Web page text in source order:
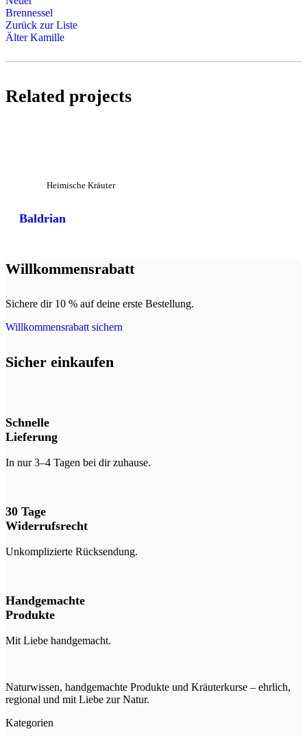
Brennessel
Zurück zur Liste
Älter Kamille
Related projects
Heimische Kräuter
Baldrian
Willkommensrabatt
Sichere dir 10 % auf deine erste Bestellung.
Willkommensrabatt sichern
Sicher einkaufen
Schnelle
Lieferung
In nur 3–4 Tagen bei dir zuhause.
30 Tage
Widerrufsrecht
Unkomplizierte Rücksendung.
Handgemachte
Produkte
Mit Liebe handgemacht.
Naturwissen, handgemachte Produkte und Kräuterkurse – ehrlich,
regional und mit Liebe zur Natur.
Kategorien